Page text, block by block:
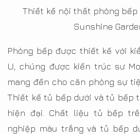
Thiết kế nội thất phòng bếp
Sunshine
Phòng bếp được thiết kế với
U, chúng được kiến trúc sư
mang đến cho căn phòng sự
Thiết kế tủ bếp dưới và tủ bếp
hiện đại. Chất liệu tủ bếp
nghiệp màu trắng và tủ bếp